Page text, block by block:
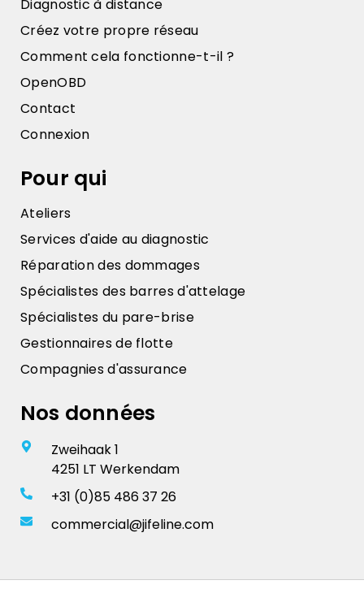
Diagnostic à distance
Créez votre propre réseau
Comment cela fonctionne-t-il ?
OpenOBD
Contact
Connexion
Pour qui
Ateliers
Services d'aide au diagnostic
Réparation des dommages
Spécialistes des barres d'attelage
Spécialistes du pare-brise
Gestionnaires de flotte
Compagnies d'assurance
Nos données
Zweihaak 1
4251 LT Werkendam
+31 (0)85 486 37 26
commercial@jifeline.com